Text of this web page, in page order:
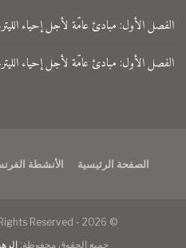
الفصل الأول: مبادئ عامّة لأجل إحياء
الفصل الأول: مبادئ عامّة لأجل إحياء
الصفحة الرئيسية الأنشطة
© 2026 - Franciscan Egypt. All Rights Reserved.
جميع الحقوق محفوظة: